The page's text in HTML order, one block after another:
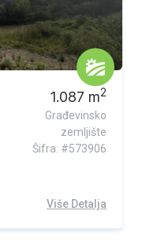
1.087 m2
Građevinsko
zemljište
Šifra: #573906
Više Detalja